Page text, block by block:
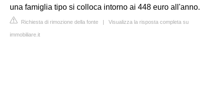
una famiglia tipo si colloca intorno ai 448 euro all'anno.
Richiesta di rimozione della fonte | Visualizza la risposta completa su
immobiliare.it